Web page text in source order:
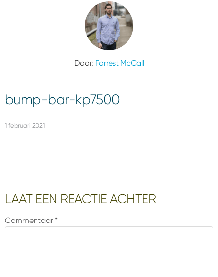
Door: Forrest McCall
bump-bar-kp7500
1 februari 2021
Interacties
met
lezers
LAAT EEN REACTIE ACHTER
Commentaar *